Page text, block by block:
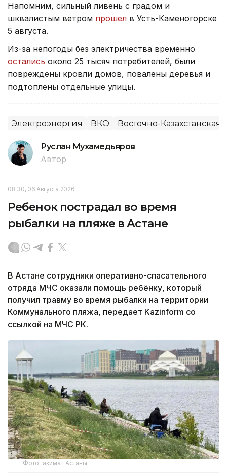
Напомним, сильный ливень с градом и
шквалистым ветром прошел в Усть-Каменогорске
5 августа.
Из-за непогоды без электричества временно
остались около 25 тысяч потребителей, были
повреждены кровли домов, повалены деревья и
подтоплены отдельные улицы.
Электроэнергия ВКО Восточно-Казахстанская
Руслан Мухамедьяров
Автор
08:30, 06 Августа 2026
Ребенок пострадал во время
рыбалки на пляже в Астане
В Астане сотрудники оперативно-спасательного
отряда МЧС оказали помощь ребёнку, который
получил травму во время рыбалки на территории
Коммунального пляжа, передает Kazinform со
ссылкой на МЧС РК.
Фото: акимат Астаны